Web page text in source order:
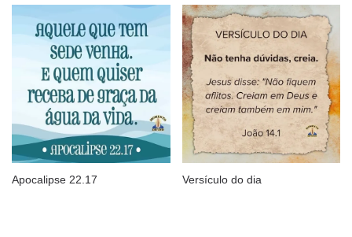
Apocalipse 22.17 Versículo do dia